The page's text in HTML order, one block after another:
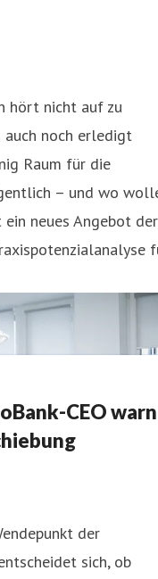
hört nicht auf zu
noch erledigt
Raum für die
– und wo
ein neues Angebot der
CEO
der
sich, ob